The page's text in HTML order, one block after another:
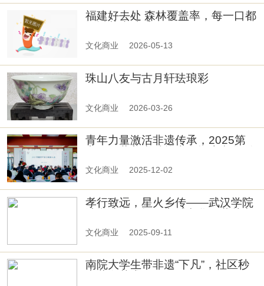
福建好去处 森林覆盖率，每一口都
文化商业 2026-05-13
珠山八友与古月轩珐琅彩
文化商业 2026-03-26
青年力量激活非遗传承，2025第
化新路径！
文化商业 2025-12-02
孝行致远，星火乡传——武汉学院
文化商业 2025-09-11
南院大学生带非遗“下凡”，社区秒